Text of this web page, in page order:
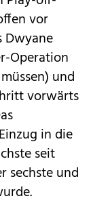
vor
Dwyane
Operation
und
vorwärts
in die
seit
sechste und